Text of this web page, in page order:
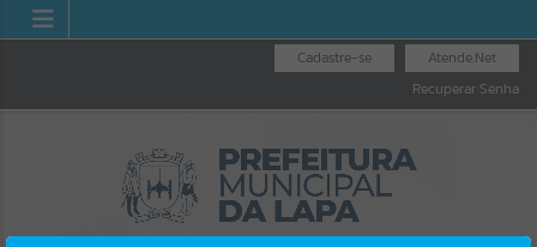
Atende.Net
Cadastre-se
Recuperar Senha